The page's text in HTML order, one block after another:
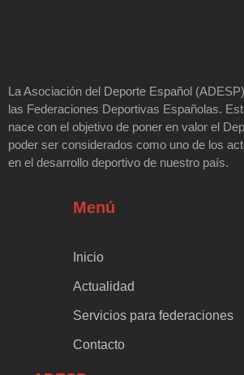
La Asociación del Deporte Español
las Federaciones Deportivas Españolas.
nace con el objetivo de poner en valor el
poder ser considerados como uno de los
en el desarrollo deportivo de nuestro país.
Menú
Inicio
Actualidad
Servicios para federaciones
Contacto